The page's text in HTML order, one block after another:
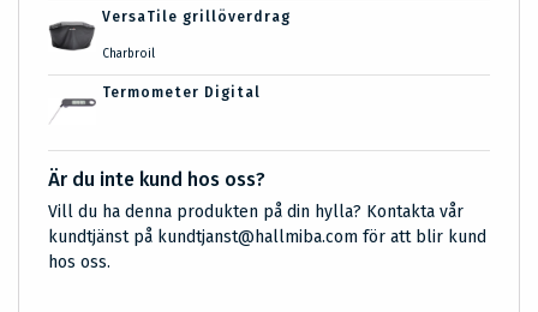
VersaTile grillöverdrag
Charbroil
Termometer Digital
Är du inte kund hos oss?
Vill du ha denna produkten på din hylla? Kontakta vår
kundtjänst på kundtjanst@hallmiba.com för att blir kund
hos oss.